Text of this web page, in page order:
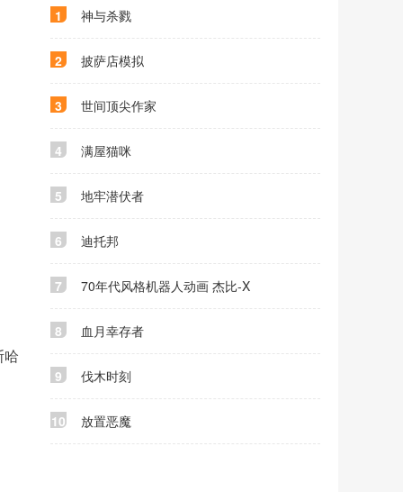
哈
1 神与杀戮
2 披萨店模拟
3 世间顶尖作家
4 满屋猫咪
5 地牢潜伏者
6 迪托邦
7 70年代风格机器人动画 杰比-X
8 血月幸存者
9 伐木时刻
10 放置恶魔